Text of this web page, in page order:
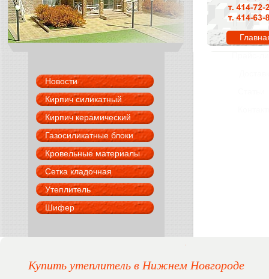
Новости
Кирпич силикатный
Кирпич керамический
Газосиликатные блоки
Кровельные материалы
Сетка кладочная
Утеплитель
Шифер
Купить утеплитель в Нижнем Новгороде